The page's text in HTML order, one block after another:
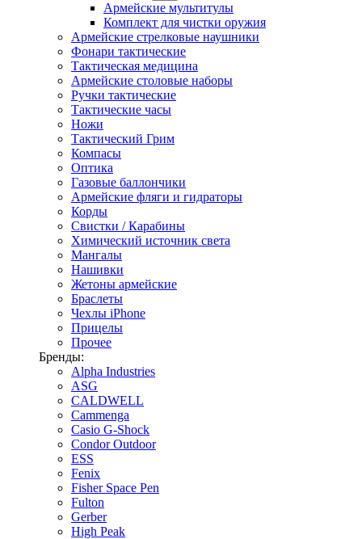
Армейские мультитулы
Комплект для чистки оружия
Армейские стрелковые наушники
Фонари тактические
Тактическая медицина
Армейские столовые наборы
Ручки тактические
Тактические часы
Ножи
Тактический Грим
Компасы
Оптика
Газовые баллончики
Армейские фляги и гидраторы
Корды
Свистки / Карабины
Химический источник света
Мангалы
Нашивки
Жетоны армейские
Браслеты
Чехлы iPhone
Прицелы
Прочее
Бренды:
Alpha Industries
ASG
CALDWELL
Cammenga
Casio G-Shock
Condor Outdoor
ESS
Fenix
Fisher Space Pen
Fulton
Gerber
High Peak